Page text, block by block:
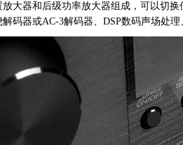
大器和后级功率放大器组成，可以切
码器或AC-3解码器、DSP数码声场处